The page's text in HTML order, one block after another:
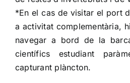
*En el cas de visitar el port
a activitat complementària,
navegar a bord de la
científics estudiant
capturant plàncton.